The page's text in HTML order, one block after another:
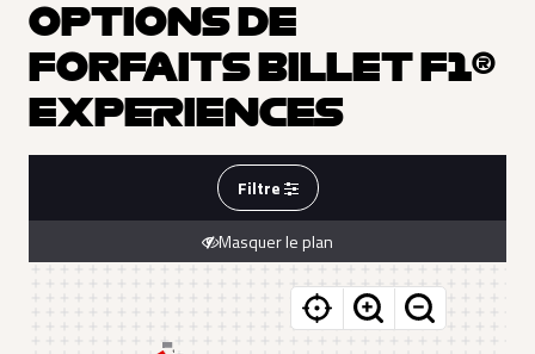
OPTIONS DE
FORFAITS BILLET F1®
EXPERIENCES
Filtre
Masquer le plan